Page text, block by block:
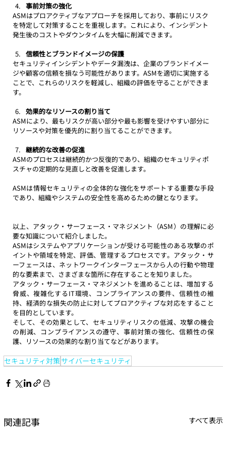
事前対策の強化
ASMはプロアクティブなアプローチを採用しており、事前にリスク
を特定して対策することを重視します。これにより、インシデント
発生後のコストやダウンタイムを大幅に削減できます。
信頼性とブランドイメージの保護
セキュリティインシデントやデータ漏洩は、企業のブランドイメー
ジや顧客の信頼を損なう可能性があります。ASMを適切に実施する
ことで、これらのリスクを軽減し、組織の評価を守ることができま
す。
効果的なリソースの割り当て
ASMにより、最もリスクが高い部分や最も影響を受けやすい部分に
リソースや対策を優先的に割り当てることができます。
継続的な改善の促進
ASMのプロセスは継続的かつ反復的であり、組織のセキュリティポ
スチャの定期的な見直しと改善を促進します。
ASMは情報セキュリティの全体的な強化をサポートする重要な手段
であり、組織やシステムの安全性を高めるための鍵となります。
以上、アタック・サーフェース・マネジメント（ASM）の理解に必
要な知識について紹介しました。
ASMはシステムやアプリケーションが受ける可能性のある攻撃のポ
イントや領域を特定、評価、管理するプロセスです。アタック・サ
ーフェースは、ネットワークインターフェースから人の行動や物理
的な要素まで、さまざまな箇所に存在することを知りました。
アタック・サーフェース・マネジメントを進めることは、増加する
脅威、複雑化するIT環境、コンプライアンスの要件、信頼性の維
持、経済的な損失の防止に対してプロアクティブな対応をすること
を目的としています。
そして、その効果として、セキュリティリスクの低減、攻撃の機会
の削減、コンプライアンスの遵守、事前対策の強化、信頼性の保
護、リソースの効果的な割り当てなどがあります。
セキュリティ対策 サイバーセキュリティ
関連記事 すべて表示